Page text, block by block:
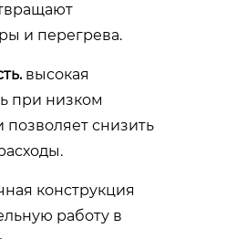
и перегрева.
высокая
при низком
снизить
конструкция
работу в